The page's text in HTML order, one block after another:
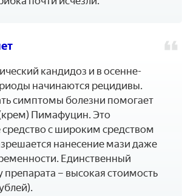
кандидоз и в осенне-
начинаются рецидивы.
симптомы болезни помогает
(крем) Пимафуцин. Это
средство с широким средством
нанесение мази даже
Единственный
препарата – высокая стоимость